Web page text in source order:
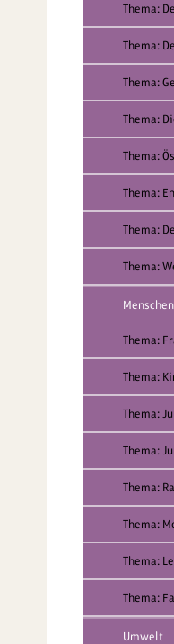
Thema:
Thema:
Thema:
Thema:
Thema:
Thema:
Thema:
Thema:
Menschen
Thema:
Thema:
Thema:
Thema:
Thema:
Thema:
Thema:
Thema:
Umwelt